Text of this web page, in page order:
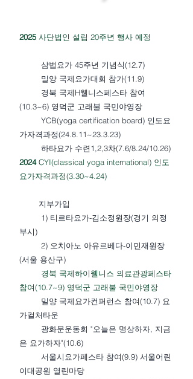
2025 사단법인 설립 20주년 행사 예정
삼법요가 45주년 기념식(12.7)
밀양 국제요가대회 참가(11.9)
경북 국제H웰니스페스타 참여
(10.3~6) 영덕군 고래불 국민야영장
YCB(yoga certification board) 인도요
가자격과정(24.8.11~23.3.23)
하타요가 수련1,2,3차(7.6/8.24/10.26)
2024CYI(classical yoga international) 인도
요가자격과정(3.30~4.24)
지부가입
1) 티르타요가-김소정원장(경기 의정
부시)
2) 오치아노 아유르베다-이민재원장
(서울 용산구)
경북 국제하이웰니스 의료관광페스타
참여(10.7~9) 영덕군 고래불 국민야영장
밀양 국제요가컨퍼런스 참여(10.7) 요
가컬처타운
광화문운동회 "오늘은 명상하자, 지금
은 요가하자"(10.6)
서울시요가페스타 참여(9.9) 서울어린
이대공원 열린마당